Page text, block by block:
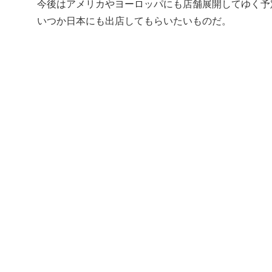
今後はアメリカやヨーロッパにも店舗展開してゆく予
いつか日本にも出店してもらいたいものだ。